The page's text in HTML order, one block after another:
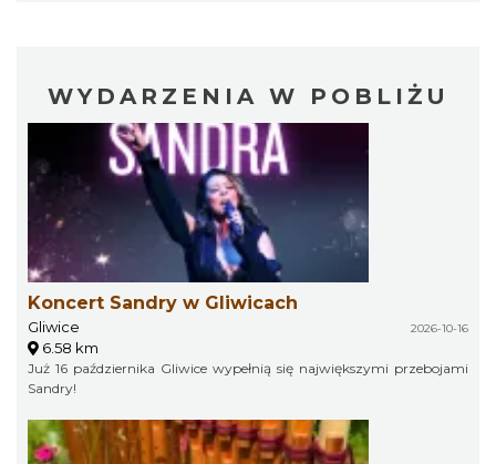
WYDARZENIA W POBLIŻU
Koncert Sandry w Gliwicach
Gliwice 2026-10-16
6.58 km
Już 16 października Gliwice wypełnią się największymi przebojami
Sandry!